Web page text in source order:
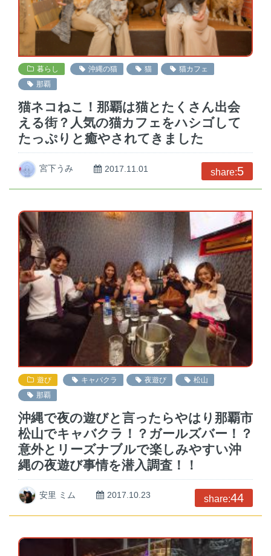
暮らし 沖縄の猫 猫
猫カフェ
那覇
猫ネコねこ！那覇は猫とたくさん出会
える街？人気の猫カフェをハシゴして
たっぷりと癒やされてきました
宮下うみ 2017.11.01 share:5
遊び キャバクラ 夜遊び
松山
那覇
沖縄で夜の遊びと言ったらやはり那覇市
松山でキャバクラ！？ガールズバー！？
意外とリーズナブルで楽しみやすい沖
縄の夜遊び事情を潜入調査！！
安里 ミム 2017.10.23 share:44